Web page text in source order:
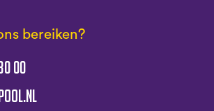
bereiken?
00